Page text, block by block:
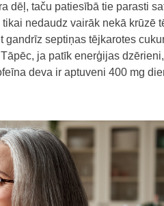
dēļ, taču patiesībā tie parasti
nedaudz vairāk nekā krūzē
gandrīz septiņas tējkarotes
ja patīk enerģijas
deva ir aptuveni 400 mg